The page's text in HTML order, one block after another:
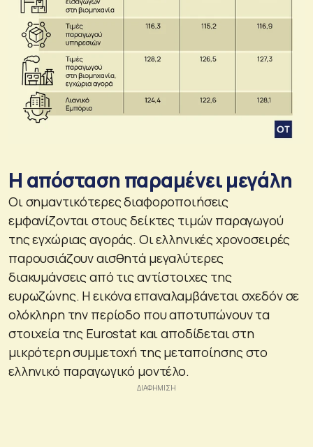
H απόσταση παραμένει μεγάλη
Οι σημαντικότερες διαφοροποιήσεις
εμφανίζονται στους δείκτες τιμών παραγωγού
της εγχώριας αγοράς. Οι ελληνικές χρονοσειρές
παρουσιάζουν αισθητά μεγαλύτερες
διακυμάνσεις από τις αντίστοιχες της
ευρωζώνης. Η εικόνα επαναλαμβάνεται σχεδόν σε
ολόκληρη την περίοδο που αποτυπώνουν τα
στοιχεία της Eurostat και αποδίδεται στη
μικρότερη συμμετοχή της μεταποίησης στο
ελληνικό παραγωγικό μοντέλο.